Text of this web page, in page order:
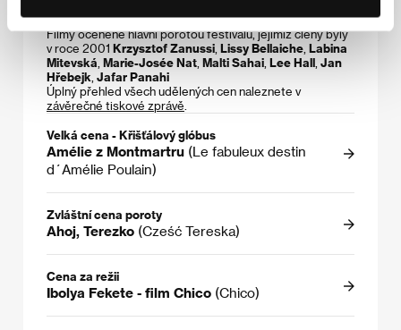
Filmy oceněné hlavní porotou festivalu, jejímiž členy byly
v roce 2001 Krzysztof Zanussi Lissy Bellaiche Labina
Mitevská Marie-Josée Nat Malti Sahai Lee Hall Jan
Hřebejk Jafar Panahi
Úplný přehled všech udělených cen naleznete v
závěrečné tiskové zprávě
Velká cena - Křišťálový glóbus
Amélie z Montmartru (Le fabuleux destin
d´Amélie Poulain)
Zvláštní cena poroty
Ahoj, Terezko (Cześć Tereska)
Cena za režii
Ibolya Fekete - film Chico (Chico)